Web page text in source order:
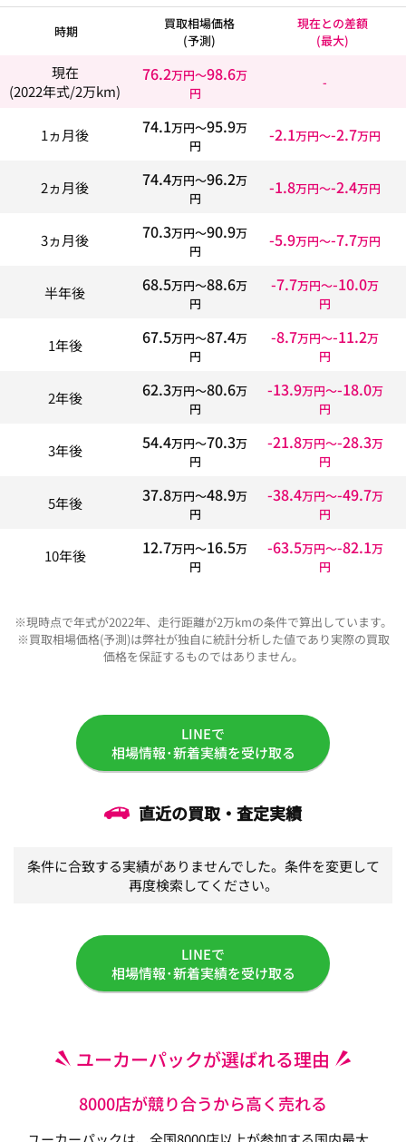
時期
買取相場価格
(予測)
現在との差額
(最大)
現在
(2022年式/2万km)
76.2万円〜98.6万
円
-
1ヵ月後 74.1万円〜95.9万
円
-2.1万円〜-2.7万円
2ヵ月後 74.4万円〜96.2万
円
-1.8万円〜-2.4万円
3ヵ月後 70.3万円〜90.9万
円
-5.9万円〜-7.7万円
半年後 68.5万円〜88.6万
円
-7.7万円〜-10.0万
円
1年後 67.5万円〜87.4万
円
-8.7万円〜-11.2万
円
2年後 62.3万円〜80.6万
円
-13.9万円〜-18.0万
円
3年後 54.4万円〜70.3万
円
-21.8万円〜-28.3万
円
5年後 37.8万円〜48.9万
円
-38.4万円〜-49.7万
円
10年後 12.7万円〜16.5万
円
-63.5万円〜-82.1万
円
※現時点で年式が2022年、走行距離が2万kmの条件で算出しています。
※買取相場価格(予測)は弊社が独自に統計分析した値であり実際の買取
価格を保証するものではありません。
LINEで
相場情報･新着実績を受け取る
直近の買取・査定実績
条件に合致する実績がありませんでした。条件を変更して
再度検索してください。
LINEで
相場情報･新着実績を受け取る
ユーカーパックが選ばれる理由
8000店が競り合うから高く売れる